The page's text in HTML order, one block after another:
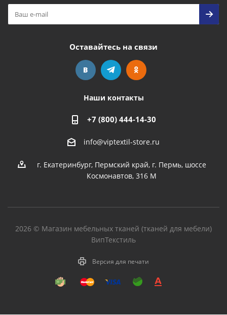
Оставайтесь на связи
Наши контакты
+7 (800) 444-14-30
info@viptextil-store.ru
г. Екатеринбург, Пермский край, г. Пермь, шоссе
Космонавтов, 316 М
2026 © Магазин мебельных тканей (тканей для мебели)
ВипТекстиль
Версия для печати